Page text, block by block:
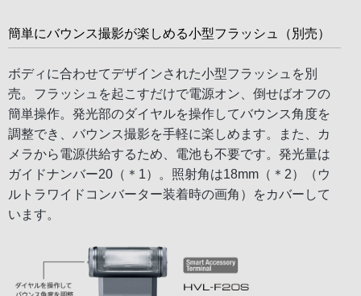
簡単にバウンス撮影が楽しめる小型フラッシュ（別売）
ボディに合わせてデザインされた小型フラッシュを別
売。フラッシュを起こすだけで電源オン、倒せばオフの
簡単操作。発光部のダイヤルを操作してバウンス角度を
調整でき、バウンス撮影を手軽に楽しめます。また、カ
メラから電源供給するため、電池も不要です。発光量は
ガイドナンバー20（＊1）。照射角は18mm（＊2）（ウ
ルトラワイドコンバーター装着時の画角）をカバーして
います。